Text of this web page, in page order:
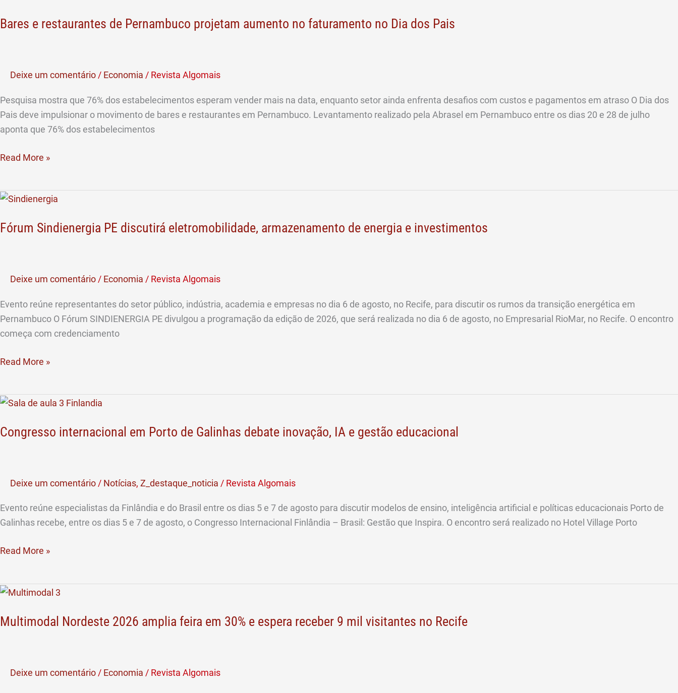
Bares e restaurantes de Pernambuco projetam aumento no faturamento no Dia dos Pais
Deixe um comentário/ Economia / Revista Algomais
Pesquisa mostra que 76% dos estabelecimentos esperam vender mais na data, enquanto setor ainda enfrenta desafios com custos e pagamentos em atraso O Dia dos
Pais deve impulsionar o movimento de bares e restaurantes em Pernambuco. Levantamento realizado pela Abrasel em Pernambuco entre os dias 20 e 28 de julho
aponta que 76% dos estabelecimentos
restaurantes
aumento
no
faturamento
no
dos
Read More »
Fórum Sindienergia PE discutirá eletromobilidade, armazenamento de energia e investimentos
Deixe um comentário / Economia / Revista Algomais
Evento reúne representantes do setor público, indústria, academia e empresas no dia 6 de agosto, no Recife, para discutir os rumos da transição energética em
Pernambuco O Fórum SINDIENERGIA PE divulgou a programação da edição de 2026, que será realizada no dia 6 de agosto, no Empresarial RioMar, no Recife. O encontro
começa com credenciamento
Fórum
PE
energia
e
investimentos
Read More »
Congresso internacional em Porto de Galinhas debate inovação, IA e gestão educacional
Deixe um comentário / Notícias, Z_destaque_noticia / Revista Algomais
Evento reúne especialistas da Finlândia e do Brasil entre os dias 5 e 7 de agosto para discutir modelos de ensino, inteligência artificial e políticas educacionais Porto de
Galinhas recebe, entre os dias 5 e 7 de agosto, o Congresso Internacional Finlândia – Brasil: Gestão que Inspira. O encontro será realizado no Hotel Village Porto
Congresso
em
debate
inovação,
IA
gestão
Read More »
Multimodal Nordeste 2026 amplia feira em 30% e espera receber 9 mil visitantes no Recife
Deixe um comentário / Economia / Revista Algomais
Multimodal
2026
30%